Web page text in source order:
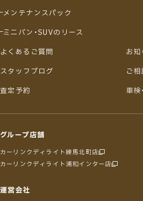
メンテナンスパック
ミニバン・SUVのリース
よくあるご質問
お
スタッフブログ
ご相
査定予約
車検
グループ店舗
カーリンクディライト練馬北町店
カーリンクディライト浦和インター店
運営会社